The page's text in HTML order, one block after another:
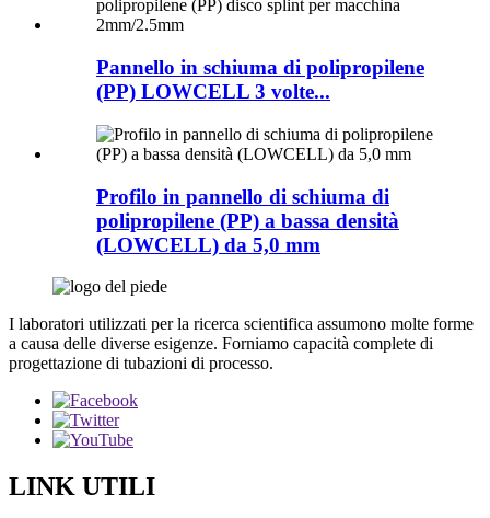
Pannello in schiuma di polipropilene
(PP) LOWCELL 3 volte...
Profilo in pannello di schiuma di
polipropilene (PP) a bassa densità
(LOWCELL) da 5,0 mm
I laboratori utilizzati per la ricerca scientifica assumono molte forme
a causa delle diverse esigenze. Forniamo capacità complete di
progettazione di tubazioni di processo.
LINK UTILI